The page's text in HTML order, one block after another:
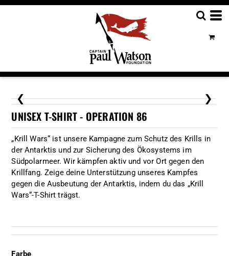
❮ ❯
UNISEX T-SHIRT - OPERATION 86
„Krill Wars“ ist unsere Kampagne zum Schutz des Krills in
der Antarktis und zur Sicherung des Ökosystems im
Südpolarmeer. Wir kämpfen aktiv und vor Ort gegen den
Krillfang. Zeige deine Unterstützung unseres Kampfes
gegen die Ausbeutung der Antarktis, indem du das „Krill
Wars“-T-Shirt trägst.
Farbe